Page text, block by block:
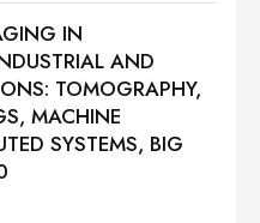
IN
AND
TOMOGRAPHY,
MACHINE
SYSTEMS, BIG